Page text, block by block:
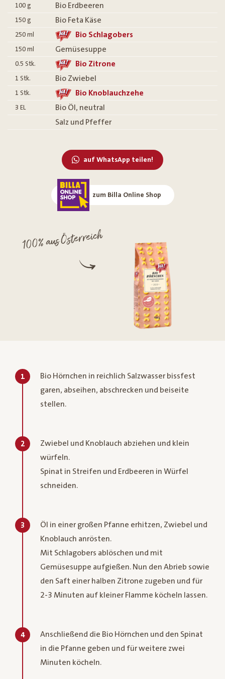
100 g Bio Erdbeeren
150 g Bio Feta Käse
250 ml Bio Schlagobers
150 ml Gemüsesuppe
0.5 Stk. Bio Zitrone
1 Stk. Bio Zwiebel
1 Stk. Bio Knoblauchzehe
3 EL
Bio Öl, neutral
Salz und Pfeffer
auf WhatsApp teilen!
zum Billa Online Shop
100% aus Österreich
1
Bio Hörnchen in reichlich Salzwasser bissfest
garen, abseihen, abschrecken und beiseite
stellen.
2
Zwiebel und Knoblauch abziehen und klein
würfeln.
Spinat in Streifen und Erdbeeren in Würfel
schneiden.
3
Öl in einer großen Pfanne erhitzen, Zwiebel und
Knoblauch anrösten.
Mit Schlagobers ablöschen und mit
Gemüsesuppe aufgießen. Nun den Abrieb sowie
den Saft einer halben Zitrone zugeben und für
2-3 Minuten auf kleiner Flamme köcheln lassen.
4
Anschließend die Bio Hörnchen und den Spinat
in die Pfanne geben und für weitere zwei
Minuten köcheln.